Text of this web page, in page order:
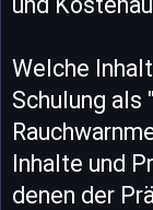
Welche
Schulung als
Inhalte und
denen der